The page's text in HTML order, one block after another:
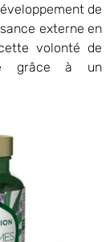
de
externe en
volonté de
grâce à un